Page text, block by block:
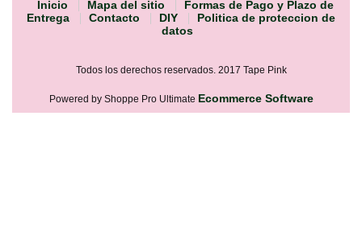
Inicio Mapa del sitio
Formas de Pago y Plazo de
Entrega
Contacto DIY
Politica de proteccion de
datos
Todos los derechos reservados. 2017 Tape Pink
Powered by Shoppe Pro Ultimate Ecommerce Software